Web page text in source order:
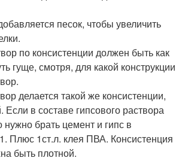
песок, чтобы увеличить
по консистенции должен быть как
гуще, смотря, для какой конструкции
делается такой же консистенции,
Если в составе гипсового раствора
нужно брать цемент и гипс в
Плюс 1ст.л. клея ПВА. Консистенция
быть плотной.